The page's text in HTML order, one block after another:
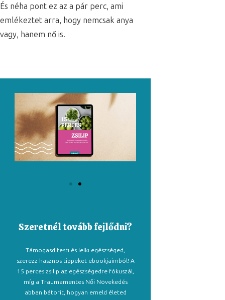
És néha pont ez az a pár perc, ami
emlékeztet arra, hogy nemcsak anya
vagy, hanem nő is.
Szeretnél tovább fejlődni?
Támogasd testi és lelki egészséged,
szerezz hasznos tippeket ebookjaimból! A
15 perces zsilip az egészségedre fókuszál,
míg a Traumamentes Női Növekedés
abban bátorít, hogyan emeld életed